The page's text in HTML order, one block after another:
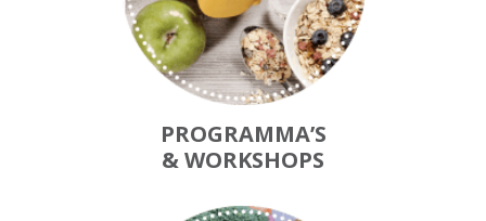
PROGRAMMA’S
& WORKSHOPS